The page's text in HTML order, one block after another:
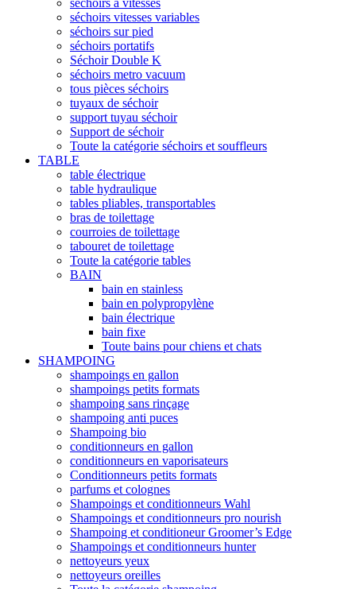
séchoirs à vitesses
séchoirs vitesses variables
séchoirs sur pied
séchoirs portatifs
Séchoir Double K
séchoirs metro vacuum
tous pièces séchoirs
tuyaux de séchoir
support tuyau séchoir
Support de séchoir
Toute la catégorie séchoirs et souffleurs
TABLE
table électrique
table hydraulique
tables pliables, transportables
bras de toilettage
courroies de toilettage
tabouret de toilettage
Toute la catégorie tables
BAIN
bain en stainless
bain en polypropylène
bain électrique
bain fixe
Toute bains pour chiens et chats
SHAMPOING
shampoings en gallon
shampoings petits formats
shampoing sans rinçage
shampoing anti puces
Shampoing bio
conditionneurs en gallon
conditionneurs en vaporisateurs
Conditionneurs petits formats
parfums et colognes
Shampoings et conditionneurs Wahl
Shampoings et conditionneurs pro nourish
Shampoing et conditioneur Groomer’s Edge
Shampoings et conditionneurs hunter
nettoyeurs yeux
nettoyeurs oreilles